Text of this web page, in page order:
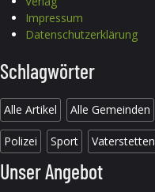
Impressum
Datenschutzerklärung
Schlagwörter
Alle Artikel Alle Gemeinden
Polizei Sport Vaterstetten
Unser Angebot